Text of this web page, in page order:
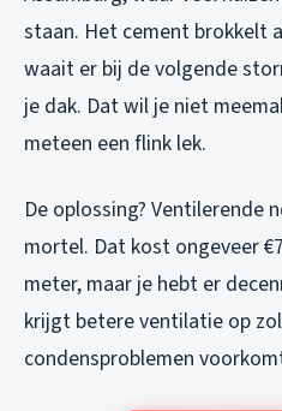
staan. Het cement brokkelt
waait er bij de volgende
je dak. Dat wil je niet
meteen een flink lek.
De oplossing? Ventilerende
mortel. Dat kost ongeveer
meter, maar je hebt er
krijgt betere ventilatie op
condensproblemen